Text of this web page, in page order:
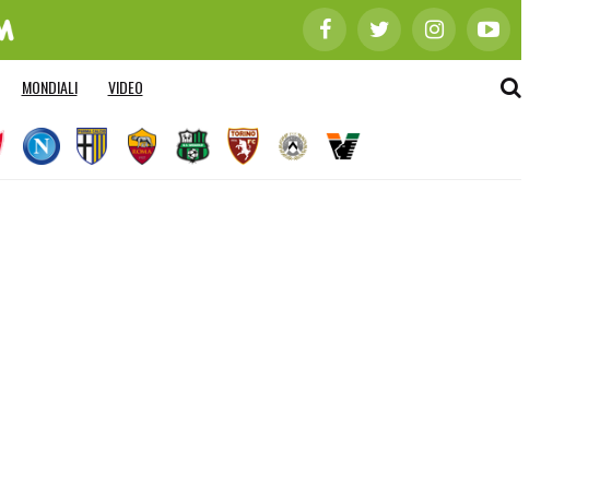
MONDIALI VIDEO